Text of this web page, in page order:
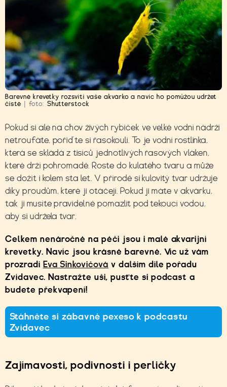
Barevné krevetky rozsvítí vaše akvárko a navíc ho pomůžou udržet
čisté
foto: Shutterstock
Pokud si ale na chov živých rybiček ve velké vodní nádrži
netroufáte, pořiďte si řasokouli. To je vodní rostlinka,
která se skládá z tisíců jednotlivých řasových vláken,
které drží pohromadě. Roste do kulatého tvaru a může
se dožít i kolem sta let. V přírodě si kulovitý tvar udržuje
díky proudům, které ji otáčejí. Pokud ji máte v akvárku,
tak ji musíte pravidelně pomazlit pod tekoucí vodou,
aby si udržela tvar.
Celkem nenáročné na péči jsou i malé akvarijní
krevetky. Navíc jsou krásné barevné. Víc už vám
prozradí Eva Sinkovičová v dalším díle pořadu
Zvídavec. Nastražte uši, pusťte si podcast a
budete překvapení!
Stáhněte si zábavné pexeso k podcastu
Zvídavec
Zajímavosti, podivnosti i perličky